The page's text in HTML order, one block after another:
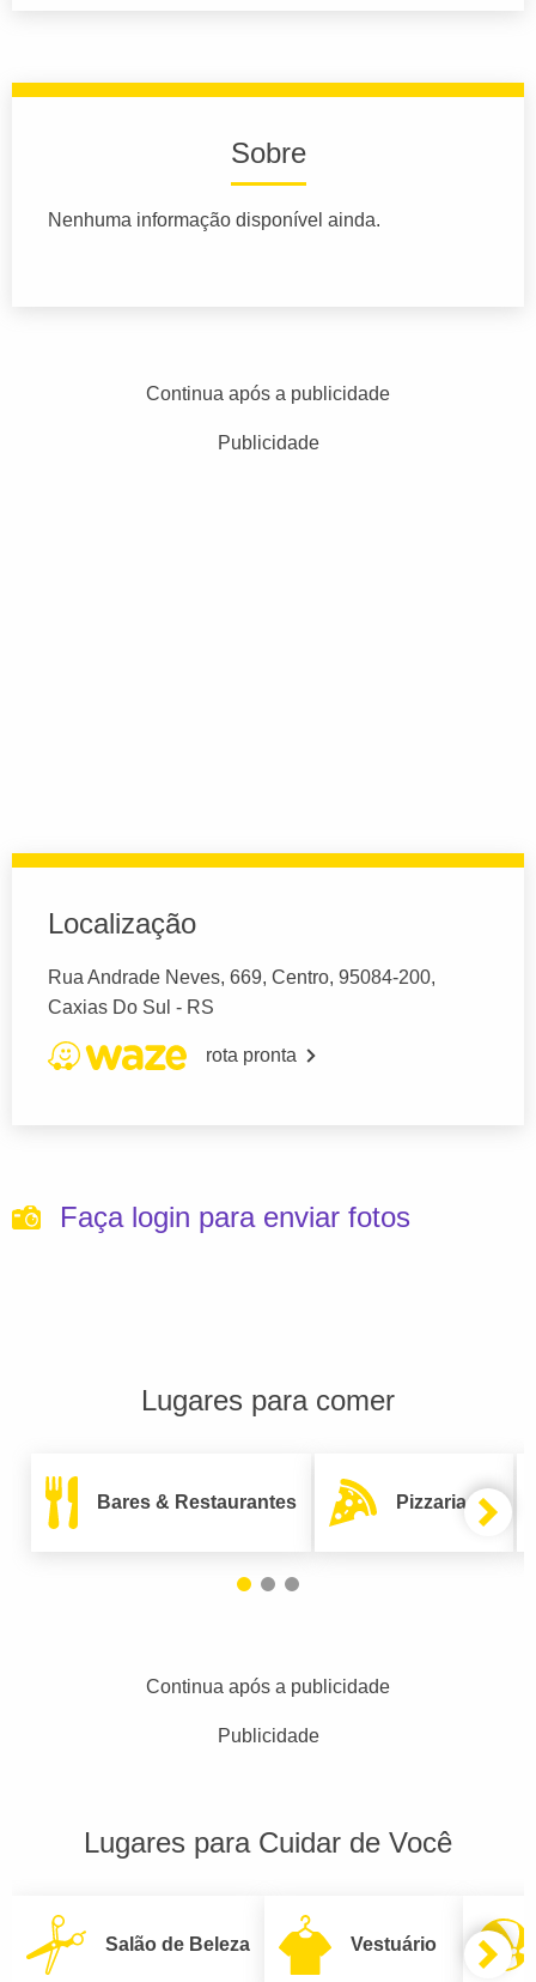
Sobre
Nenhuma informação disponível ainda.
Continua após a publicidade
Publicidade
Localização
Rua Andrade Neves, 669, Centro, 95084-200,
Caxias Do Sul - RS
rota pronta
Faça login para enviar fotos
Lugares para comer
Bares & Restaurantes Pizzarias
Continua após a publicidade
Publicidade
Lugares para Cuidar de Você
Salão de Beleza Vestuário